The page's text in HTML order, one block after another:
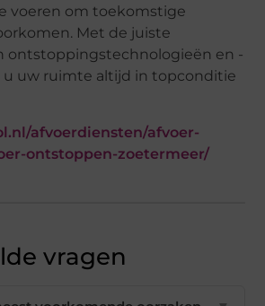
voeren om toekomstige
Met de juiste
ontstoppingstechnologieën en -
uw ruimte altijd in topconditie
afvoerdiensten/afvoer-
ontstoppen-zoetermeer/
vragen